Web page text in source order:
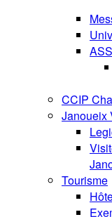
CCIP
Janoueix
Tourisme